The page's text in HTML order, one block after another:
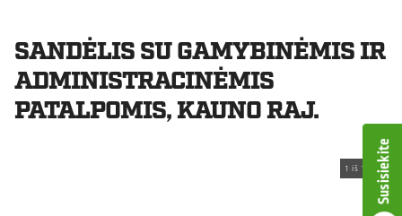
Susisiekite
SANDĖLIS SU GAMYBINĖMIS IR
ADMINISTRACINĖMIS
PATALPOMIS, KAUNO RAJ.
1 iš 1